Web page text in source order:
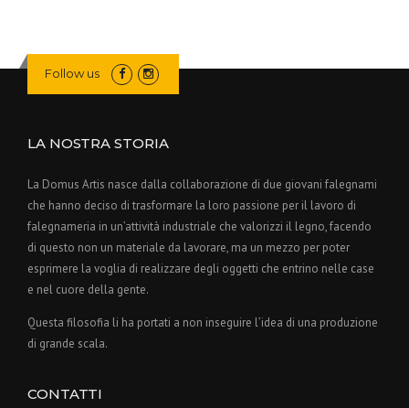
Follow us
LA NOSTRA STORIA
La Domus Artis nasce dalla collaborazione di due giovani falegnami
che hanno deciso di trasformare la loro passione per il lavoro di
falegnameria in un’attività industriale che valorizzi il legno, facendo
di questo non un materiale da lavorare, ma un mezzo per poter
esprimere la voglia di realizzare degli oggetti che entrino nelle case
e nel cuore della gente.
Questa filosofia li ha portati a non inseguire l’idea di una produzione
di grande scala.
CONTATTI